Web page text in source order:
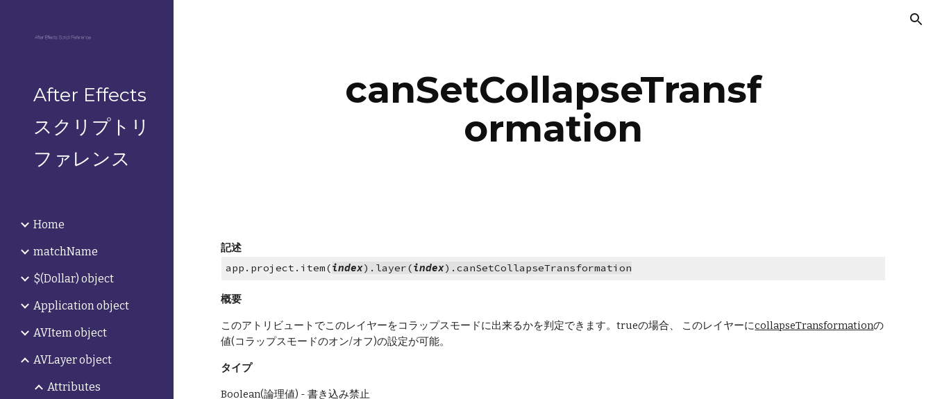
After Effects
スクリプトリ
ファレンス
Home
matchName
$(Dollar) object
Application object
AVItem object
AVLayer object
Attributes
canSetCollapseTransf
ormation
記述
app.project.item(index).layer(index).canSetCollapseTransformation
概要
このアトリビュートでこのレイヤーをコラップスモードに出来るかを判定できます。trueの場合、 このレイヤーにcollapseTransformationの
値(コラップスモードのオン/オフ)の設定が可能。
タイプ
Boolean(論理値) - 書き込み禁止